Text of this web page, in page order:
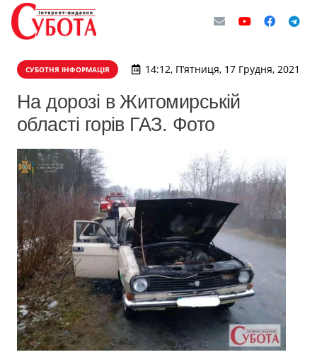
СУБОТНЯ ІНФОРМАЦІЯ 14:12, П’ятниця, 17 Грудня, 2021
На дорозі в Житомирській
області горів ГАЗ. Фото